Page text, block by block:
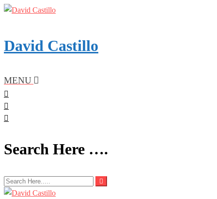
Skip
David Castillo
MENU
Search Here ….